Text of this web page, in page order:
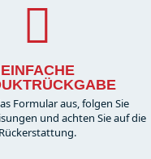
EINFACHE
Formular aus, folgen Sie
und achten Sie auf die
Rückerstattung.